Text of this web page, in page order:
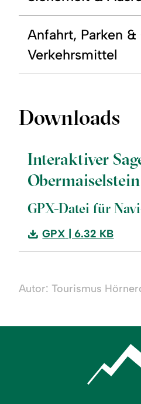
Anfahrt, Parken
Verkehrsmittel
Downloads
Interaktiver
Obermaiselstein
GPX-Datei für
Download:
Interaktiver
Obermaiselstein
GPX | 6.32 KB
Autor: Tourismus